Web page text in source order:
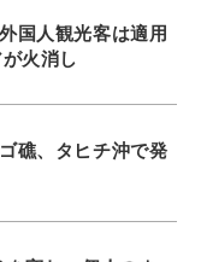
国人観光客は適用
火消し
礁、タヒチ沖で発